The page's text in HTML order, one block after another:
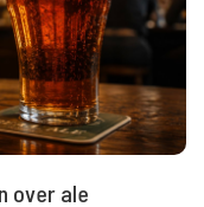
over ale